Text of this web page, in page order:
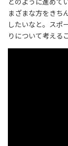
まざまな方をきち
したいなと。スポ
りについて考える